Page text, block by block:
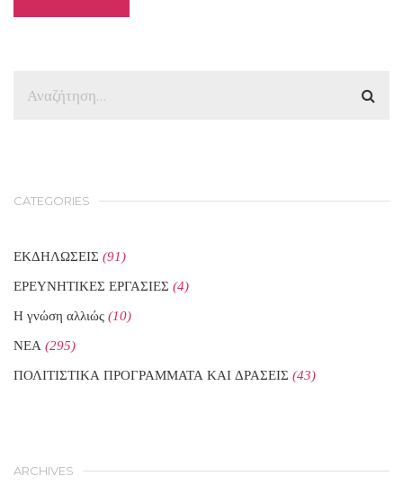
CATEGORIES
ΕΚΔΗΛΩΣΕΙΣ (91)
ΕΡΕΥΝΗΤΙΚΕΣ ΕΡΓΑΣΙΕΣ (4)
Η γνώση αλλιώς (10)
ΝΕΑ (295)
ΠΟΛΙΤΙΣΤΙΚΑ ΠΡΟΓΡΑΜΜΑΤΑ ΚΑΙ ΔΡΑΣΕΙΣ (43)
ARCHIVES